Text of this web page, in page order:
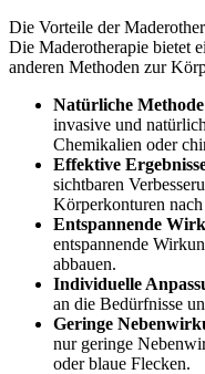
Die Vorteile der
Die Maderotherapie bietet
anderen Methoden zur
Natürliche
invasive und
Chemikalien oder
Effektive
sichtbaren
Körperkonturen
Entspannende
entspannende
abbauen.
Individuelle
an die Bedürfnisse
Geringe
nur geringe
oder blaue Flecken.